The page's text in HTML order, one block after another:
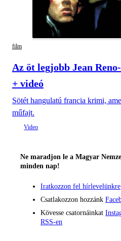
film
Az öt legjobb Jean
+ videó
Sötét hangulatú francia krimi,
műfajt.
Ne maradjon le a Magyar
minden nap!
Iratkozzon fel hírlevelünkre
Csatlakozzon hozzánk
Kövesse csatornáinkat
RSS-en